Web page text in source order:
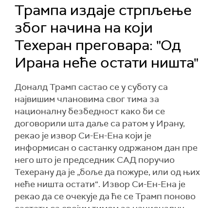
Трампа издаје стрпљење
због начина на који
Техеран преговара: "Од
Ирана неће остати ништа"
Доналд Трамп састао се у суботу са
највишим члановима свог тима за
националну безбедност како би се
договорили шта даље са ратом у Ирану,
рекао је извор Си-Ен-Ена који је
информисан о састанку одржаном дан пре
него што је председник САД поручио
Техерану да је „боље да пожуре, или од њих
неће ништа остати“. Извор Си-Ен-Ена је
рекао да се очекује да ће се Трамп поново